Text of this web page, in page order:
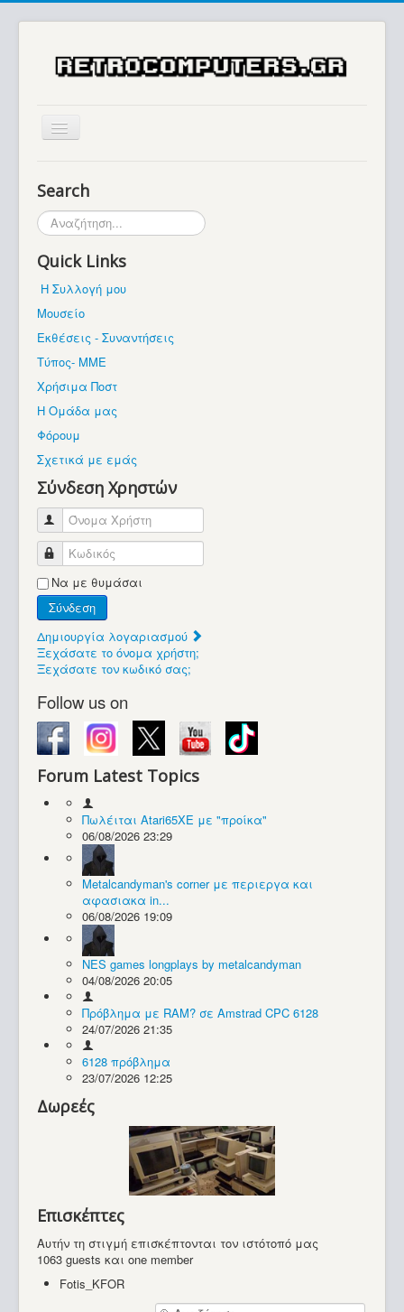
Μουσείο
Βρίσκεστε εδώ:
Συλλογές / Projects
Κονσόλες - Pongs
Search
Αναζήτηση...
Quick Links
Η Συλλογή μου
Μουσείο
Εκθέσεις - Συναντήσεις
Τύπος- ΜΜΕ
Χρήσιμα Ποστ
Η Ομάδα μας
Φόρουμ
Σχετικά με εμάς
Σύνδεση Χρηστών
Όνομα Χρήστη
Κωδικός
Να με θυμάσαι
Σύνδεση
Δημιουργία λογαριασμού
Ξεχάσατε το όνομα χρήστη;
Ξεχάσατε τον κωδικό σας;
Follow us on
Forum Latest Topics
Πωλέιται Atari65XE με "προίκα"
06/08/2026 23:29
Metalcandyman's corner με περιεργα και
αφασιακα in...
06/08/2026 19:09
NES games longplays by metalcandyman
04/08/2026 20:05
Πρόβλημα με RAM? σε Amstrad CPC 6128
24/07/2026 21:35
6128 πρόβλημα
23/07/2026 12:25
Δωρεές
Επισκέπτες
Αυτήν τη στιγμή επισκέπτονται τον ιστότοπό μας
1063 guests και one member
Fotis_KFOR